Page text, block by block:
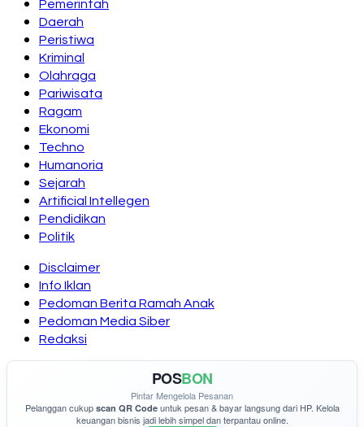
Pemerintah
Daerah
Peristiwa
Kriminal
Olahraga
Pariwisata
Ragam
Ekonomi
Techno
Humanoria
Sejarah
Artificial Intellegen
Pendidikan
Politik
Disclaimer
Info Iklan
Pedoman Berita Ramah Anak
Pedoman Media Siber
Redaksi
POSBON
Pintar Mengelola Pesanan
Pelanggan cukup scan QR Codeuntuk pesan & bayar langsung dari HP. Kelola
keuangan bisnis jadi lebih simpel dan terpantau online.